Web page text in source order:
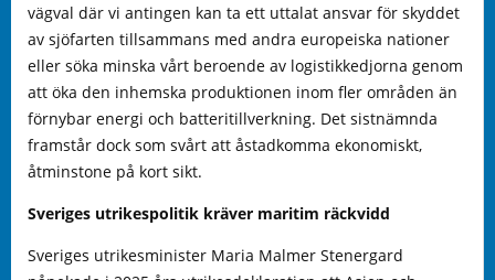
vägval där vi antingen kan ta ett uttalat ansvar för skyddet
av sjöfarten tillsammans med andra europeiska nationer
eller söka minska vårt beroende av logistikkedjorna genom
att öka den inhemska produktionen inom fler områden än
förnybar energi och batteritillverkning. Det sistnämnda
framstår dock som svårt att åstadkomma ekonomiskt,
åtminstone på kort sikt.
Sveriges utrikespolitik kräver maritim räckvidd
Sveriges utrikesminister Maria Malmer Stenergard